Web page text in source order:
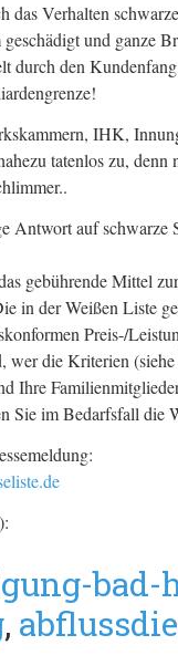
das Verhalten
und ganze
durch den
IHK,
tatenlos zu,
Antwort auf schwarze
gebührende Mittel
in der Weißen Liste
Preis-/
wer die Kriterien
Ihre
Sie im Bedarfsfall die
bad-
,